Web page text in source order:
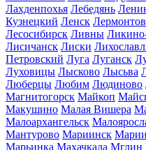
Лахденпохья Лебедянь
Кузнецкий Ленск Лермонтов
Лесосибирск Ливны
Лисичанск Лиски
Петровский Луга Луганск
Луховицы Лысково Лысьва
Люберцы Любим Людиново
Магнитогорск Майкоп
Макушино Малая Вишера
Малоархангельск
Мантурово Мариинск
Марьинка Махачкала Мглин